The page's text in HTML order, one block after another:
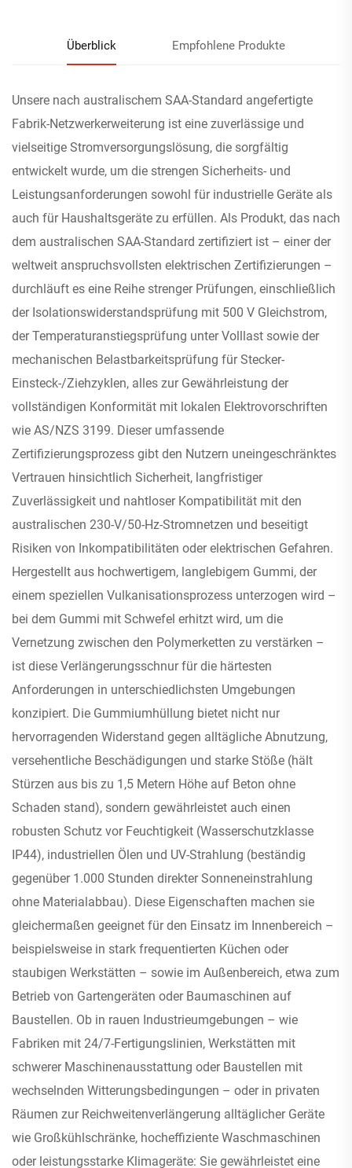
Überblick Empfohlene Produkte
Unsere nach australischem SAA-Standard angefertigte
Fabrik-Netzwerkerweiterung ist eine zuverlässige und
vielseitige Stromversorgungslösung, die sorgfältig
entwickelt wurde, um die strengen Sicherheits- und
Leistungsanforderungen sowohl für industrielle Geräte als
auch für Haushaltsgeräte zu erfüllen. Als Produkt, das nach
dem australischen SAA-Standard zertifiziert ist – einer der
weltweit anspruchsvollsten elektrischen Zertifizierungen –
durchläuft es eine Reihe strenger Prüfungen, einschließlich
der Isolationswiderstandsprüfung mit 500 V Gleichstrom,
der Temperaturanstiegsprüfung unter Volllast sowie der
mechanischen Belastbarkeitsprüfung für Stecker-
Einsteck-/Ziehzyklen, alles zur Gewährleistung der
vollständigen Konformität mit lokalen Elektrovorschriften
wie AS/NZS 3199. Dieser umfassende
Zertifizierungsprozess gibt den Nutzern uneingeschränktes
Vertrauen hinsichtlich Sicherheit, langfristiger
Zuverlässigkeit und nahtloser Kompatibilität mit den
australischen 230-V/50-Hz-Stromnetzen und beseitigt
Risiken von Inkompatibilitäten oder elektrischen Gefahren.
Hergestellt aus hochwertigem, langlebigem Gummi, der
einem speziellen Vulkanisationsprozess unterzogen wird –
bei dem Gummi mit Schwefel erhitzt wird, um die
Vernetzung zwischen den Polymerketten zu verstärken –
ist diese Verlängerungsschnur für die härtesten
Anforderungen in unterschiedlichsten Umgebungen
konzipiert. Die Gummiumhüllung bietet nicht nur
hervorragenden Widerstand gegen alltägliche Abnutzung,
versehentliche Beschädigungen und starke Stöße (hält
Stürzen aus bis zu 1,5 Metern Höhe auf Beton ohne
Schaden stand), sondern gewährleistet auch einen
robusten Schutz vor Feuchtigkeit (Wasserschutzklasse
IP44), industriellen Ölen und UV-Strahlung (beständig
gegenüber 1.000 Stunden direkter Sonneneinstrahlung
ohne Materialabbau). Diese Eigenschaften machen sie
gleichermaßen geeignet für den Einsatz im Innenbereich –
beispielsweise in stark frequentierten Küchen oder
staubigen Werkstätten – sowie im Außenbereich, etwa zum
Betrieb von Gartengeräten oder Baumaschinen auf
Baustellen. Ob in rauen Industrieumgebungen – wie
Fabriken mit 24/7-Fertigungslinien, Werkstätten mit
schwerer Maschinenausstattung oder Baustellen mit
wechselnden Witterungsbedingungen – oder in privaten
Räumen zur Reichweitenverlängerung alltäglicher Geräte
wie Großkühlschränke, hocheffiziente Waschmaschinen
oder leistungsstarke Klimageräte: Sie gewährleistet eine